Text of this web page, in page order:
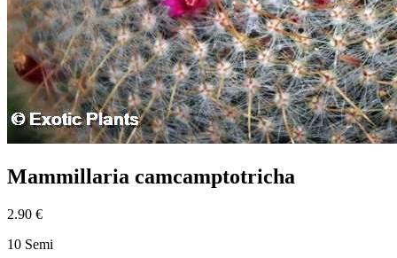
Mammillaria camcamptotricha
2.90 €
10 Semi